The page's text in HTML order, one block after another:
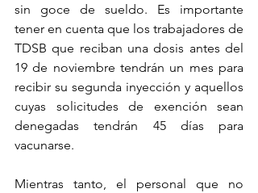
sin goce de sueldo. Es importante
tener en cuenta que los trabajadores de
TDSB que reciban una dosis antes del
19 de noviembre tendrán un mes para
recibir su segunda inyección y aquellos
cuyas solicitudes de exención sean
denegadas tendrán 45 días para
vacunarse.
Mientras tanto, el personal que no